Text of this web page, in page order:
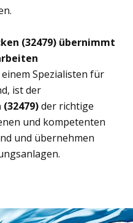
(32479) übernimmt
Spezialisten für
ist der
der richtige
und kompetenten
und übernehmen